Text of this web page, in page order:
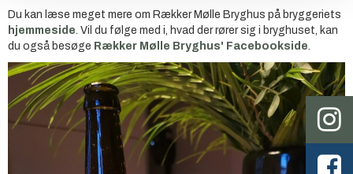
Du kan læse meget mere om Rækker Mølle Bryghus på bryggeriets
hjemmeside . Vil du følge med i, hvad der rører sig i bryghuset, kan
du også besøge Rækker Mølle Bryghus' Facebookside